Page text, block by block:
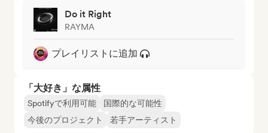
Do it Right
RAYMA
プレイリストに追加
「大好き」な属性
Spotifyで利用可能
国際的な可能性
今後のプロジェクト
若手アーティスト